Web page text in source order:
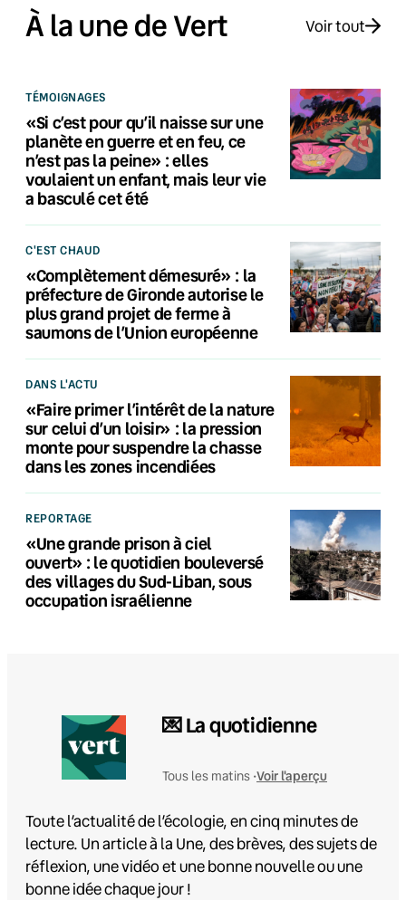
À la une de Vert Voir tout
TÉMOIGNAGES
«Si c’est pour qu’il naisse sur une
planète en guerre et en feu, ce
n’est pas la peine» : elles
voulaient un enfant, mais leur vie
a basculé cet été
C'EST CHAUD
«Complètement démesuré» : la
préfecture de Gironde autorise le
plus grand projet de ferme à
saumons de l’Union européenne
DANS L'ACTU
«Faire primer l’intérêt de la nature
sur celui d’un loisir» : la pression
monte pour suspendre la chasse
dans les zones incendiées
REPORTAGE
«Une grande prison à ciel
ouvert» : le quotidien bouleversé
des villages du Sud-Liban, sous
occupation israélienne
💌 La quotidienne
Tous les matins •Voir l'aperçu
Toute l’actualité de l’écologie, en cinq minutes de
lecture. Un article à la Une, des brèves, des sujets de
réflexion, une vidéo et une bonne nouvelle ou une
bonne idée chaque jour !